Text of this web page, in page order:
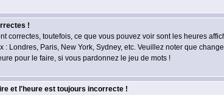
!
correctes, toutefois, ce que vous pouvez voir sont les heures
: Londres, Paris, New York, Sydney, etc. Veuillez noter que
pour le faire, si vous pardonnez le jeu de mots !
et l'heure est toujours incorrecte !